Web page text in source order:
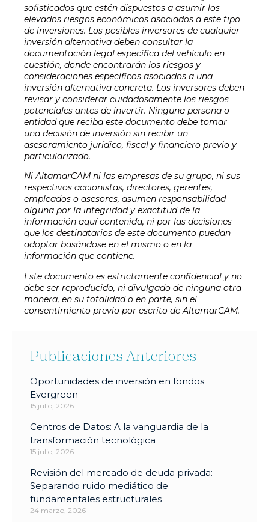
sofisticados que estén dispuestos a asumir los
elevados riesgos económicos asociados a este tipo
de inversiones. Los posibles inversores de cualquier
inversión alternativa deben consultar la
documentación legal específica del vehículo en
cuestión, donde encontrarán los riesgos y
consideraciones específicos asociados a una
inversión alternativa concreta. Los inversores deben
revisar y considerar cuidadosamente los riesgos
potenciales antes de invertir. Ninguna persona o
entidad que reciba este documento debe tomar
una decisión de inversión sin recibir un
asesoramiento jurídico, fiscal y financiero previo y
particularizado.
Ni AltamarCAM ni las empresas de su grupo, ni sus
respectivos accionistas, directores, gerentes,
empleados o asesores, asumen responsabilidad
alguna por la integridad y exactitud de la
información aquí contenida, ni por las decisiones
que los destinatarios de este documento puedan
adoptar basándose en el mismo o en la
información que contiene.
Este documento es estrictamente confidencial y no
debe ser reproducido, ni divulgado de ninguna otra
manera, en su totalidad o en parte, sin el
consentimiento previo por escrito de AltamarCAM.
Publicaciones Anteriores
Oportunidades de inversión en fondos
Evergreen
15 julio, 2026
Centros de Datos: A la vanguardia de la
transformación tecnológica
15 julio, 2026
Revisión del mercado de deuda privada:
Separando ruido mediático de
fundamentales estructurales
24 marzo, 2026